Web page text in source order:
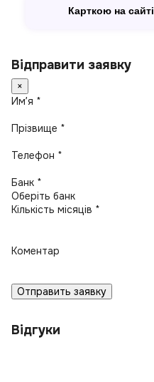
Карткою на сайті
Відправити заявку
×
Имʼя *
Прізвище *
Телефон *
Банк *
Кількість місяців *
Коментар
Отправить заявку
Відгуки